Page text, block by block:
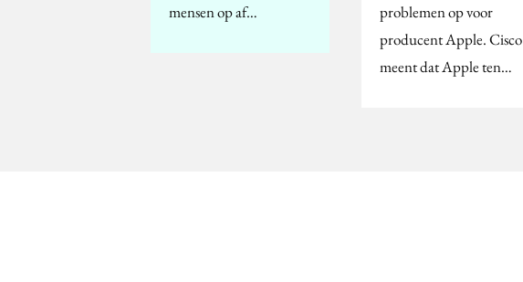
mensen op af…
problemen op voor
producent Apple. Cisco
meent dat Apple ten…